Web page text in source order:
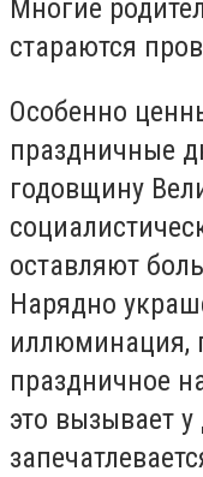
Многие
стараются
Особенно
праздничные
годовщину
оставляют
Нарядно
иллюминация,
праздничное
это вызывает